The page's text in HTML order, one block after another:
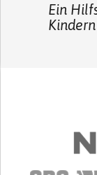
Ein